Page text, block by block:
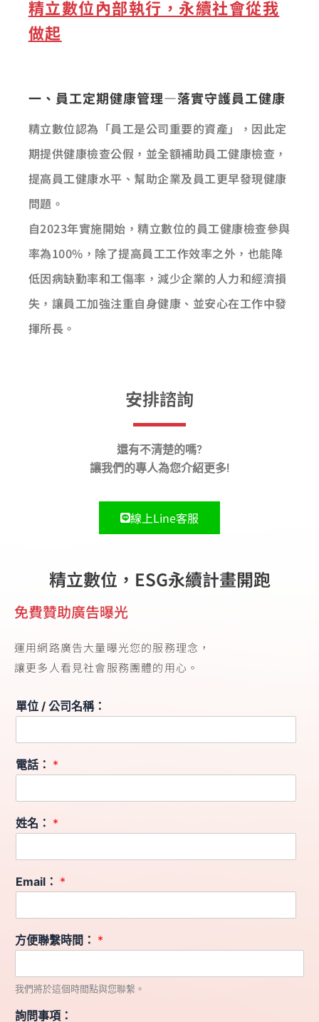
精立數位內部執行，永續社會從我
做起
一、員工定期健康管理—落實守護員工健康
精立數位認為「員工是公司重要的資產」，因此定
期提供健康檢查公假，並全額補助員工健康檢查，
提高員工健康水平、幫助企業及員工更早發現健康
問題。
自2023年實施開始，精立數位的員工健康檢查參與
率為100%，除了提高員工工作效率之外，也能降
低因病缺勤率和工傷率，減少企業的人力和經濟損
失，讓員工加強注重自身健康、並安心在工作中發
揮所長。
安排諮詢
還有不清楚的嗎?
讓我們的專人為您介紹更多!
線上Line客服
精立數位，ESG永續計畫開跑
免費贊助廣告曝光
運用網路廣告大量曝光您的服務理念，
讓更多人看見社會服務團體的用心。
單位 / 公司名稱：
電話： *
姓名： *
Email： *
方便聯繫時間： *
我們將於這個時間點與您聯繫。
詢問事項：